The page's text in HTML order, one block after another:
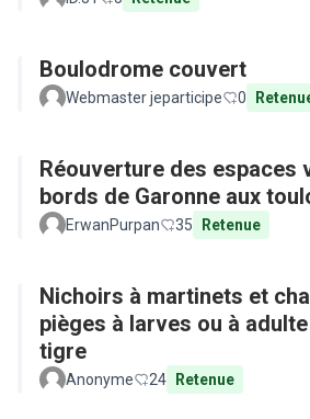
Boulodrome couvert
Webmaster jeparticipe 0
Réouverture des espaces
bords de Garonne aux
ErwanPurpan 35 Retenue
Nichoirs à martinets et
pièges à larves ou à
tigre
Anonyme 24 Retenue